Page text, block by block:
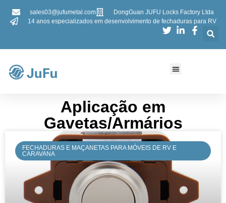
sales03@jufumetal.com
DongGuan JUFU Locks Factory Ltda
14 anos especializados em desenvolvimento de fechaduras para RV
Aplicação em
Gavetas/Armários
FECHADURAS E MAÇANETAS PARA MÓVEIS DE RV E
CARAVANA